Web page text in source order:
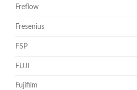
Freflow
Fresenius
FSP
FUJI
Fujifilm